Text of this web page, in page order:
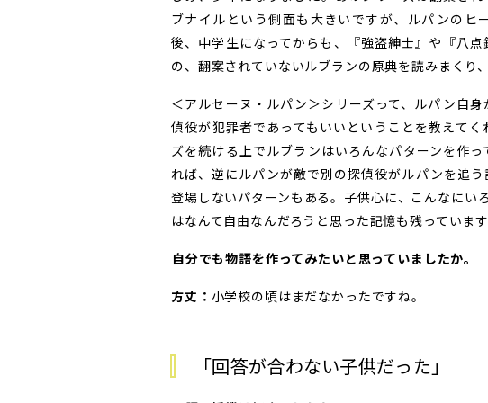
ブナイルという側面も大きいですが、ルパンのヒ
後、中学生になってからも、『強盗紳士』や『八
の、翻案されていないルブランの原典を読みまくり
＜アルセーヌ・ルパン＞シリーズって、ルパン自
偵役が犯罪者であってもいいということを教えて
ズを続ける上でルブランはいろんなパターンを作
れば、逆にルパンが敵で別の探偵役がルパンを追
登場しないパターンもある。子供心に、こんなにい
はなんて自由なんだろうと思った記憶も残っています
――自分でも物語を作ってみたいと思っていましたか。
方丈： 小学校の頃はまだなかったですね。
「回答が合わない子供だった」